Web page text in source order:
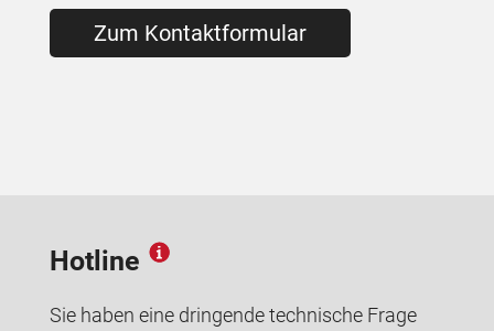
Zum Kontaktformular
Hotline
Sie haben eine dringende technische Frage